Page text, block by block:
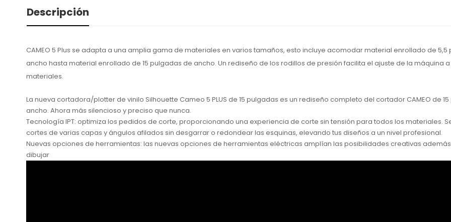
Descripción
CAMEO 5 Plus se adapta a una amplia gama de materiales en varios tamaños, esto incluye acomodar material enrollado de
ancho hasta material enrollado de 15 pulgadas de ancho. Un rediseño de los rodillos de presión facilita el ajuste de la máquina
materiales.
La nueva cortadora/plotter de vinilo Silhouette Cameo 5 PLUS de 15 pulgadas es un rediseño completo del cortador CAMEO de
ancho. Ahora más silencioso y preciso que nunca.
Tecnología IPT: optimiza los pedidos de corte, proporcionando una experiencia de corte sin tensión para todos los materiales.
cortes de varias capas y ángulos afilados sin desgarrar o redondear las esquinas, elevando tus diseños a un nivel profesional.
Nuevas opciones de herramientas: las nuevas opciones de herramientas eléctricas amplían las posibilidades creativas
dibujar